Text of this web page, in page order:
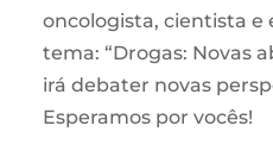
oncologista, cientista e
tema: “Drogas: Novas
irá debater novas
Esperamos por vocês!